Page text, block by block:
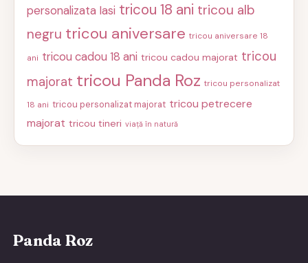
personalizata Iasi tricou 18 ani tricou alb
negru tricou aniversare tricou aniversare 18
ani tricou cadou 18 ani tricou cadou majorat tricou
majorat tricou Panda Roz tricou personalizat
18 ani tricou personalizat majorat tricou petrecere
majorat tricou tineri viață în natură
Panda Roz